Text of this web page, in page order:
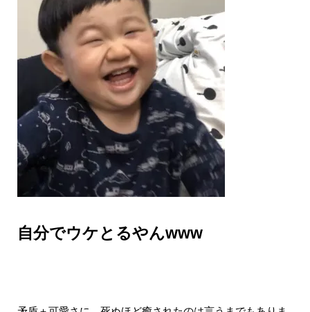
自分でウケとるやんwww